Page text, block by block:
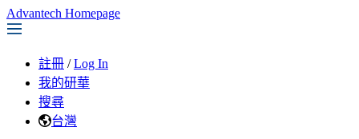
Advantech Homepage
註冊 / Log In
我的研華
搜尋
台灣